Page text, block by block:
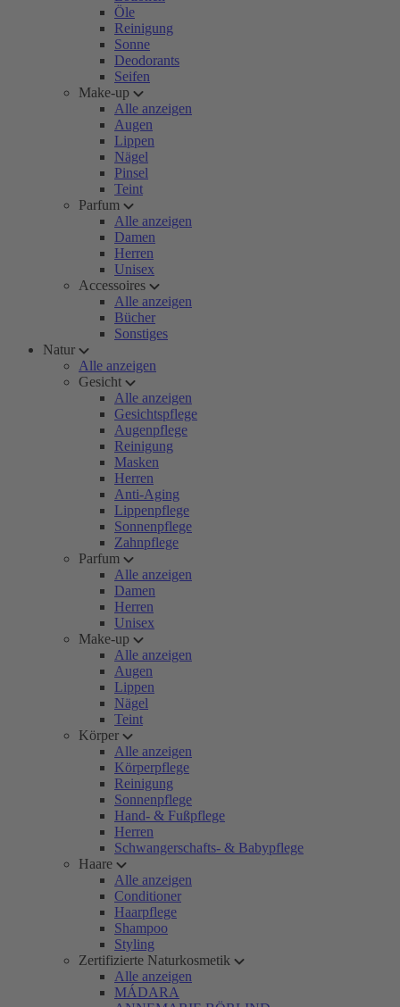
Öle
Reinigung
Sonne
Deodorants
Seifen
Make-up
Alle anzeigen
Augen
Lippen
Nägel
Pinsel
Teint
Parfum
Alle anzeigen
Damen
Herren
Unisex
Accessoires
Alle anzeigen
Bücher
Sonstiges
Natur
Alle anzeigen
Gesicht
Alle anzeigen
Gesichtspflege
Augenpflege
Reinigung
Masken
Herren
Anti-Aging
Lippenpflege
Sonnenpflege
Zahnpflege
Parfum
Alle anzeigen
Damen
Herren
Unisex
Make-up
Alle anzeigen
Augen
Lippen
Nägel
Teint
Körper
Alle anzeigen
Körperpflege
Reinigung
Sonnenpflege
Hand- & Fußpflege
Herren
Schwangerschafts- & Babypflege
Haare
Alle anzeigen
Conditioner
Haarpflege
Shampoo
Styling
Zertifizierte Naturkosmetik
Alle anzeigen
MÁDARA